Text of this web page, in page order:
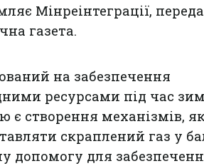
Мінреінтеграції,
газета.
на забезпечення
ресурсами під час
є створення механізмів,
скраплений газ у
допомогу для